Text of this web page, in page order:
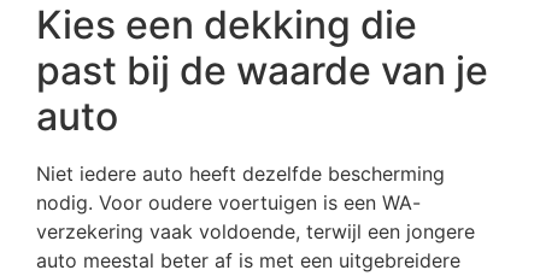
Kies een dekking die
past bij de waarde van je
auto
Niet iedere auto heeft dezelfde bescherming
nodig. Voor oudere voertuigen is een WA-
verzekering vaak voldoende, terwijl een jongere
auto meestal beter af is met een uitgebreidere